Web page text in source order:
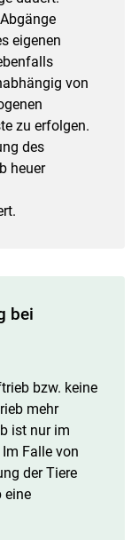
eigenen
von
zu erfolgen.
des
heuer
bei
bzw. keine
mehr
ist nur im
Falle von
der Tiere
eine